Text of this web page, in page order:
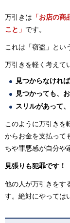
万引きは 「お店の
こと」 です。
これは「窃盗」とい
万引きを軽く考えて
見つからなけれ
見つかっても、
スリルがあって
このように万引きを
からお金を支払って
ちや罪悪感が自分や
見張りも犯罪です！
他の人が万引きをす
す。絶対にやっては